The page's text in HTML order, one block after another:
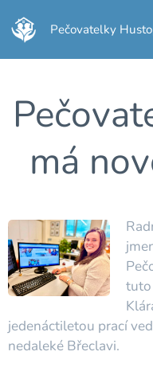
Pečovatelky
má
tuto
jedenáctiletou prací
nedaleké Břeclavi.